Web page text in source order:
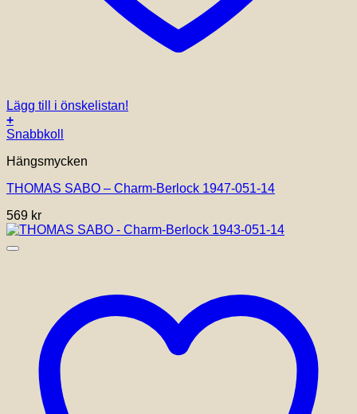
Lägg till i önskelistan!
+
Snabbkoll
Hängsmycken
THOMAS SABO – Charm-Berlock 1947-051-14
569 kr